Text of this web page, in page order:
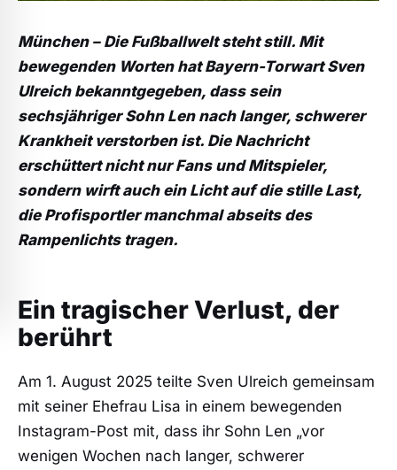
München – Die Fußballwelt steht still. Mit
bewegenden Worten hat Bayern-Torwart Sven
Ulreich bekanntgegeben, dass sein
sechsjähriger Sohn Len nach langer, schwerer
Krankheit verstorben ist. Die Nachricht
erschüttert nicht nur Fans und Mitspieler,
sondern wirft auch ein Licht auf die stille Last,
die Profisportler manchmal abseits des
Rampenlichts tragen.
Ein tragischer Verlust, der
berührt
Am 1. August 2025 teilte Sven Ulreich gemeinsam
mit seiner Ehefrau Lisa in einem bewegenden
Instagram-Post mit, dass ihr Sohn Len „vor
wenigen Wochen nach langer, schwerer